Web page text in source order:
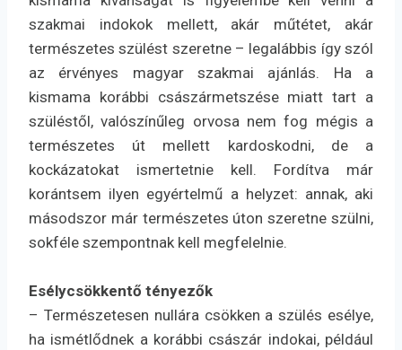
szakmai indokok mellett, akár műtétet, akár
természetes szülést szeretne – legalábbis így szól
az érvényes magyar szakmai ajánlás. Ha a
kismama korábbi császármetszése miatt tart a
szüléstől, valószínűleg orvosa nem fog mégis a
természetes út mellett kardoskodni, de a
kockázatokat ismertetnie kell. Fordítva már
korántsem ilyen egyértelmű a helyzet: annak, aki
másodszor már természetes úton szeretne szülni,
sokféle szempontnak kell megfelelnie.
Esélycsökkentő tényezők
– Természetesen nullára csökken a szülés esélye,
ha ismétlődnek a korábbi császár indokai, például